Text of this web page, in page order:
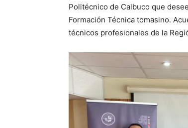
Politécnico de Calbuco que
Formación Técnica tomasino.
técnicos profesionales de la